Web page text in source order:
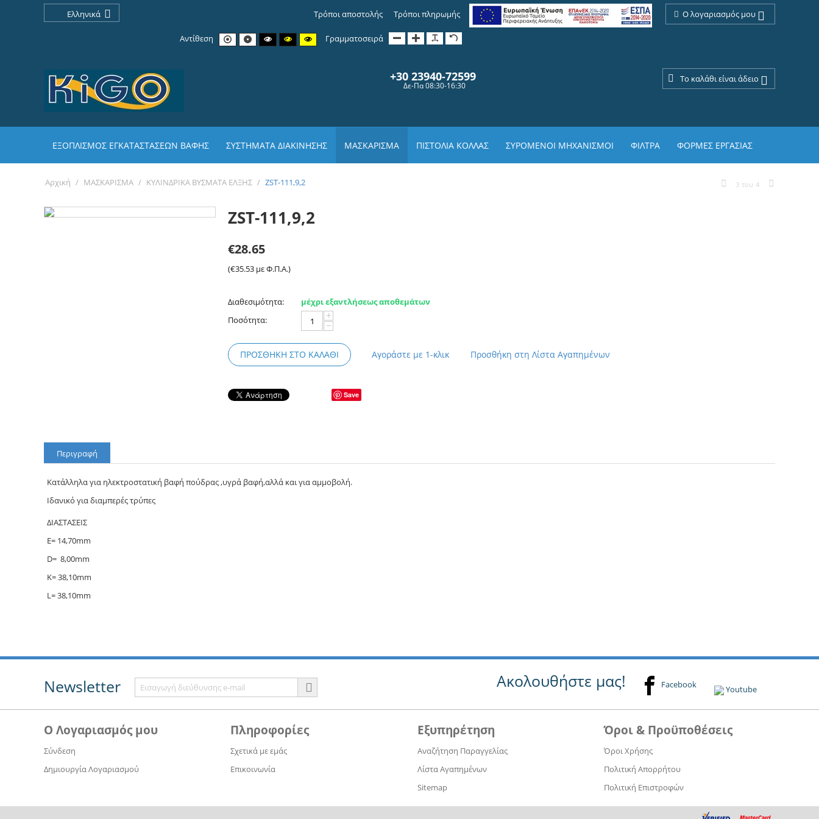
Ελληνικά Ο λογαριασμός μου
Τρόποι αποστολής Τρόποι πληρωμής
Αντίθεση Γραμματοσειρά
+30 23940-72599
Δε-Πα 08:30-16:30
Το καλάθι είναι άδειο
ΕΞΟΠΛΙΣΜΟΣ ΕΓΚΑΤΑΣΤΑΣΕΩΝ ΒΑΦΗΣ ΣΥΣΤΗΜΑΤΑ ΔΙΑΚΙΝΗΣΗΣ ΜΑΣΚΑΡΙΣΜΑ ΠΙΣΤΟΛΙΑ ΚΟΛΛΑΣ ΣΥΡΟΜΕΝΟΙ ΜΗΧΑΝΙΣΜΟΙ ΦΙΛΤΡΑ ΦΟΡΜΕΣ ΕΡΓΑΣΙΑΣ
Αρχική / ΜΑΣΚΑΡΙΣΜΑ / ΚΥΛΙΝΔΡΙΚΑ ΒΥΣΜΑΤΑ ΕΛΞΗΣ / ZST-111,9,2 3 του 4
ZST-111,9,2
€28.65
(€35.53 με Φ.Π.Α.)
Διαθεσιμότητα:
μέχρι εξαντλήσεως αποθεμάτων
Ποσότητα:
+
−
ΠΡΟΣΘΉΚΗ ΣΤΟ ΚΑΛΆΘΙ Αγοράστε με 1-κλικ Προσθήκη στη Λίστα Αγαπημένων
Save
Περιγραφή
Κατάλληλα για ηλεκτροστατική βαφή πούδρας ,υγρά βαφή,αλλά και για αμμοβολή.
Ιδανικό για διαμπερές τρύπες
ΔΙΑΣΤΑΣΕΙΣ
Ε= 14,70mm
D= 8,00mm
K= 38,10mm
L= 38,10mm
Newsletter Ακολουθήστε μας! Facebook Youtube
Ο Λογαριασμός μου
Σύνδεση
Δημιουργία Λογαριασμού
Πληροφορίες
Σχετικά με εμάς
Επικοινωνία
Εξυπηρέτηση
Αναζήτηση Παραγγελίας
Λίστα Αγαπημένων
Sitemap
Όροι & Προϋποθέσεις
Όροι Χρήσης
Πολιτική Απορρήτου
Πολιτική Επιστροφών